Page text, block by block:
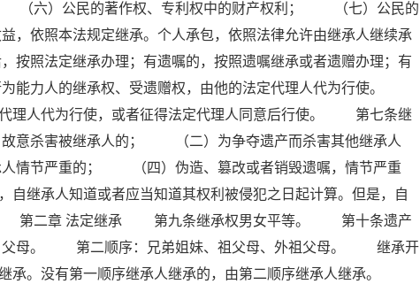
六）公民的著作权、专利权中的财产权利； （七）公民的
依照本法规定继承。个人承包，依照法律允许由继承人继续承
照法定继承办理；有遗嘱的，按照遗嘱继承或者遗赠办理；有
能力人的继承权、受遗赠权，由他的法定代理人代为行使。
代理人代为行使，或者征得法定代理人同意后行使。 第七条继
意杀害被继承人的； （二）为争夺遗产而杀害其他继承人
情节严重的； （四）伪造、篡改或者销毁遗嘱，情节严重
继承人知道或者应当知道其权利被侵犯之日起计算。但是，自
第二章 法定继承 第九条继承权男女平等。 第十条遗产
父母。 第二顺序：兄弟姐妹、祖父母、外祖父母。 继承开
承。没有第一顺序继承人继承的，由第二顺序继承人继承。